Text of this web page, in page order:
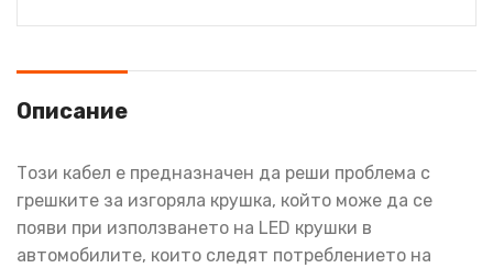
Описание
Този кабел е предназначен да реши проблема с
грешките за изгоряла крушка, който може да се
появи при използването на LED крушки в
автомобилите, които следят потреблението на